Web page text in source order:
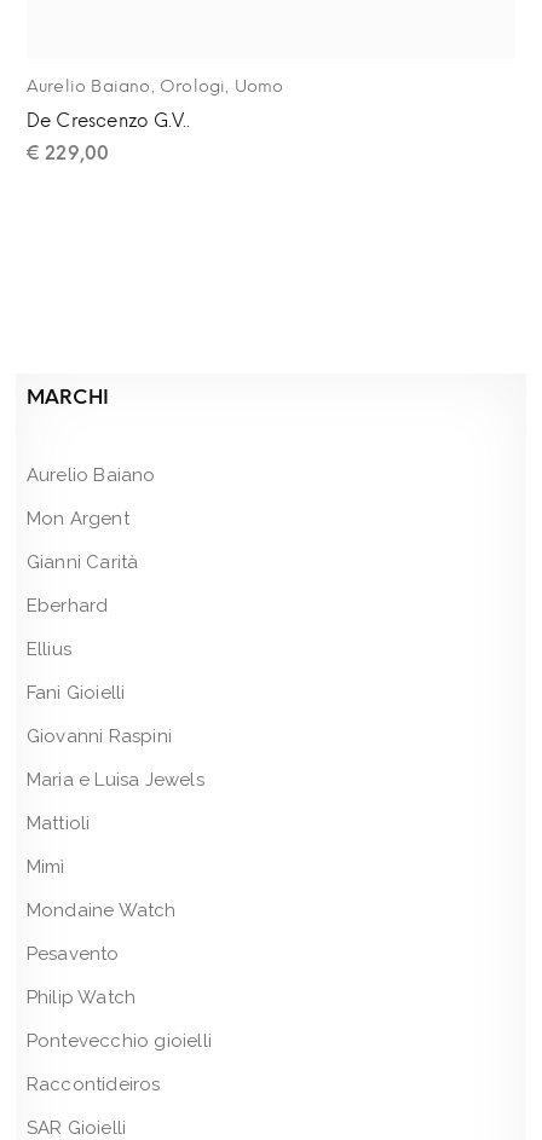
Aurelio Baiano, Orologi, Uomo
De Crescenzo G.V..
€ 229,00
MARCHI
Aurelio Baiano
Mon Argent
Gianni Carità
Eberhard
Ellius
Fani Gioielli
Giovanni Raspini
Maria e Luisa Jewels
Mattioli
Mimì
Mondaine Watch
Pesavento
Philip Watch
Pontevecchio gioielli
Raccontideiros
SAR Gioielli